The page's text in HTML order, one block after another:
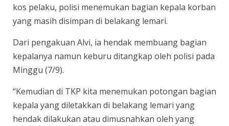
kos pelaku, polisi menemukan bagian kepala korban
yang masih disimpan di belakang lemari.
Dari pengakuan Alvi, ia hendak membuang bagian
kepalanya namun keburu ditangkap oleh polisi pada
Minggu (7/9).
“Kemudian di TKP kita menemukan potongan bagian
kepala yang diletakkan di belakang lemari yang
hendak dilakukan atau dimusnahkan oleh yang